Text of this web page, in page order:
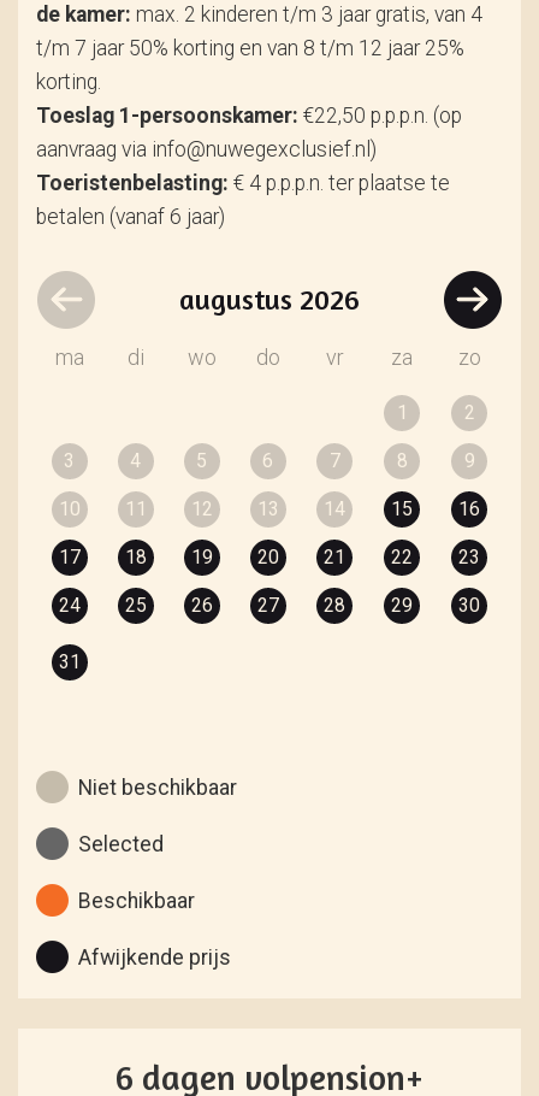
de kamer: max. 2 kinderen t/m 3 jaar gratis, van 4
t/m 7 jaar 50% korting en van 8 t/m 12 jaar 25%
korting.
Toeslag 1-persoonskamer: €22,50 p.p.p.n. (op
aanvraag via info@nuwegexclusief.nl)
Toeristenbelasting: € 4 p.p.p.n. ter plaatse te
betalen (vanaf 6 jaar)
augustus 2026
ma di wo do vr za zo
1 2
3 4 5 6 7 8 9
10 11 12 13 14 15 16
17 18 19 20 21 22 23
24 25 26 27 28 29 30
31
Niet beschikbaar
Selected
Beschikbaar
Afwijkende prijs
6 dagen volpension+